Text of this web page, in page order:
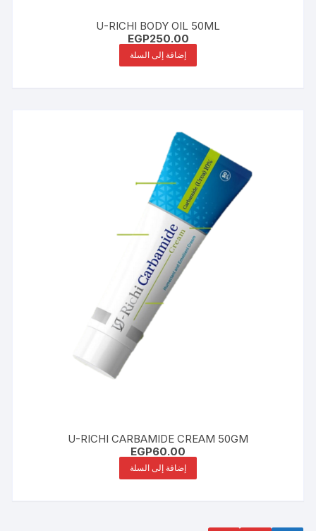
U-RICHI BODY OIL 50ML
EGP250.00
إضافة إلى السلة
U-RICHI CARBAMIDE CREAM 50GM
EGP60.00
إضافة إلى السلة